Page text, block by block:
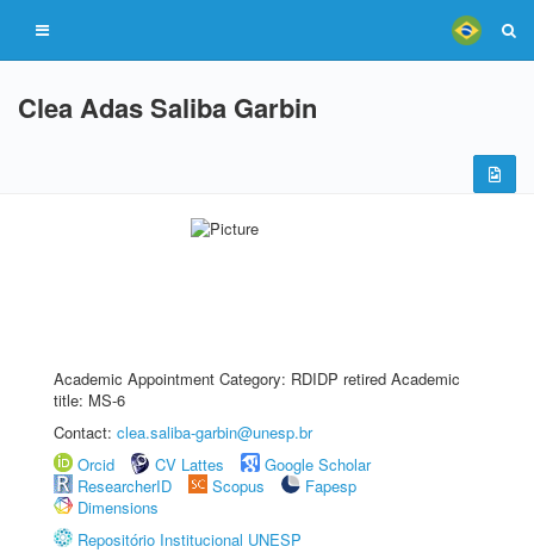
Clea Adas Saliba Garbin
Academic Appointment Category: RDIDP retired Academic
title: MS-6
Contact: clea.saliba-garbin@unesp.br
Orcid
CV Lattes
Google Scholar
ResearcherID
Scopus
Fapesp
Dimensions
Repositório Institucional UNESP